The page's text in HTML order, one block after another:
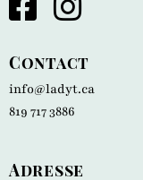
Contact
info@ladyt.ca
819 717 3886
Adresse